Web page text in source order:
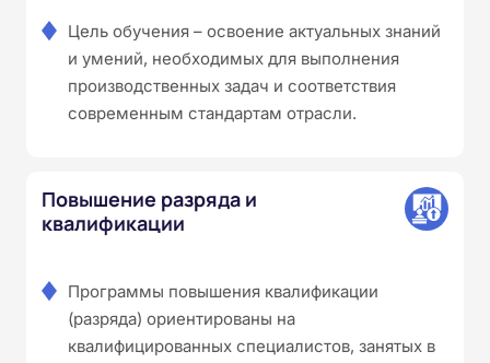
Цель обучения – освоение актуальных знаний
и умений, необходимых для выполнения
производственных задач и соответствия
современным стандартам отрасли.
Повышение разряда и
квалификации
Программы повышения квалификации
(разряда) ориентированы на
квалифицированных специалистов, занятых в